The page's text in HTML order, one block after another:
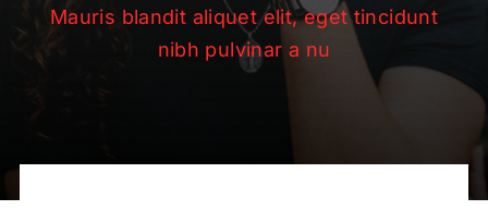
Mauris blandit aliquet elit, eget tincidunt
nibh pulvinar a nu